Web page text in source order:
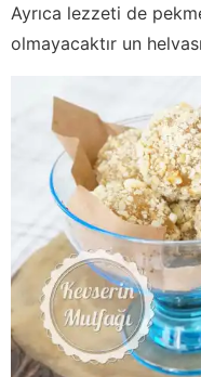
Ayrıca lezzeti de
olmayacaktır un